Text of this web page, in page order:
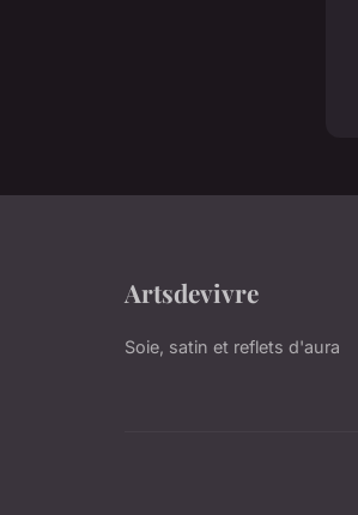
Artsdevivre
Soie, satin et reflets d'aura